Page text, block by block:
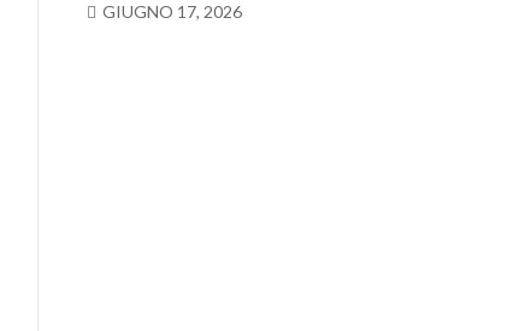
GIUGNO 17, 2026